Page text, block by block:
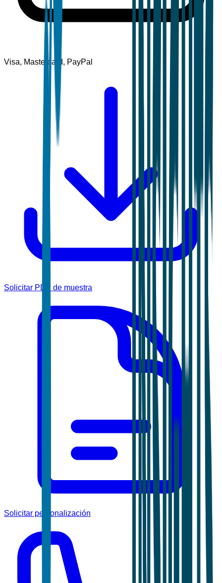
Visa, Mastercard, PayPal
Solicitar PDF de muestra
Solicitar personalización